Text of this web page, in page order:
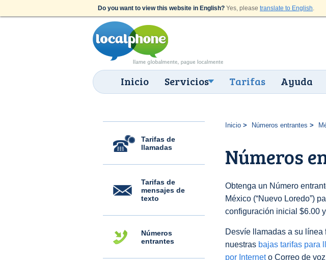
Do you want to view this website in English? Yes, please translate to English.
Inicio Servicios Tarifas Ayuda
Tarifas de
llamadas
Tarifas de
mensajes de
texto
Números
entrantes
Inicio Números entrantes
Números
Obtenga un Número
México (“Nuevo Loredo”)
configuración inicial $6.00
Desvíe llamadas a su
nuestras bajas tarifas para
por Interneto Correo de